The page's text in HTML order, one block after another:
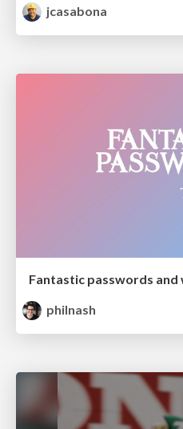
jcasabona
philnash